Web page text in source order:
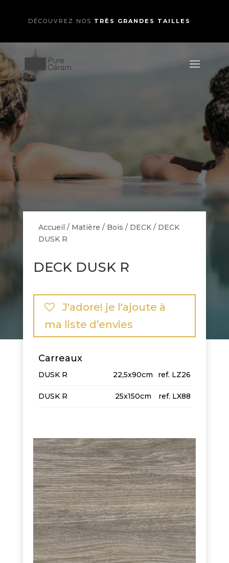
DÉCOUVREZ NOS TRÈS GRANDES TAILLES
Accueil / Matière / Bois / DECK/ DECK
DUSK R
DECK DUSK R
J'adore! je l'ajoute à
ma liste d’envies
Carreaux
DUSK R 22,5x90cm LZ26
DUSK R 25x150cm LX88